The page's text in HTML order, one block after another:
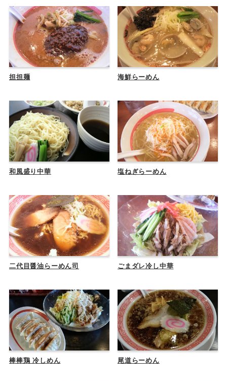
担担麺 海鮮らーめん
和風盛り中華 塩ねぎらーめん
二代目醤油らーめん司 ごまダレ冷し中華
棒棒鶏 冷しめん 尾道らーめん